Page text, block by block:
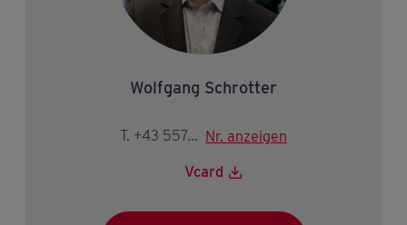
Wolfgang Schrotter
T. +43 5574 403-3528 Nr. anzeigen
Vcard